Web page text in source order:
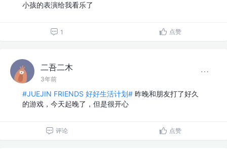
小孩的表演给我看乐了
1 点赞
二吾二木
3年前
#JUEJIN FRIENDS 好好生活计划# 昨晚和朋友打了好久
的游戏，今天起晚了，但是很开心
评论 点赞